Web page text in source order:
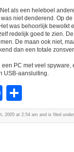
als een heleboel
niet denderend. Op
was behoorlijk bewolkt
redelijk goed te zien.
De maan ook niet,
dan een totale
PC met veel spyware,
USB-aansluiting.
Facebook
2005 at 2:54 am and is filed under